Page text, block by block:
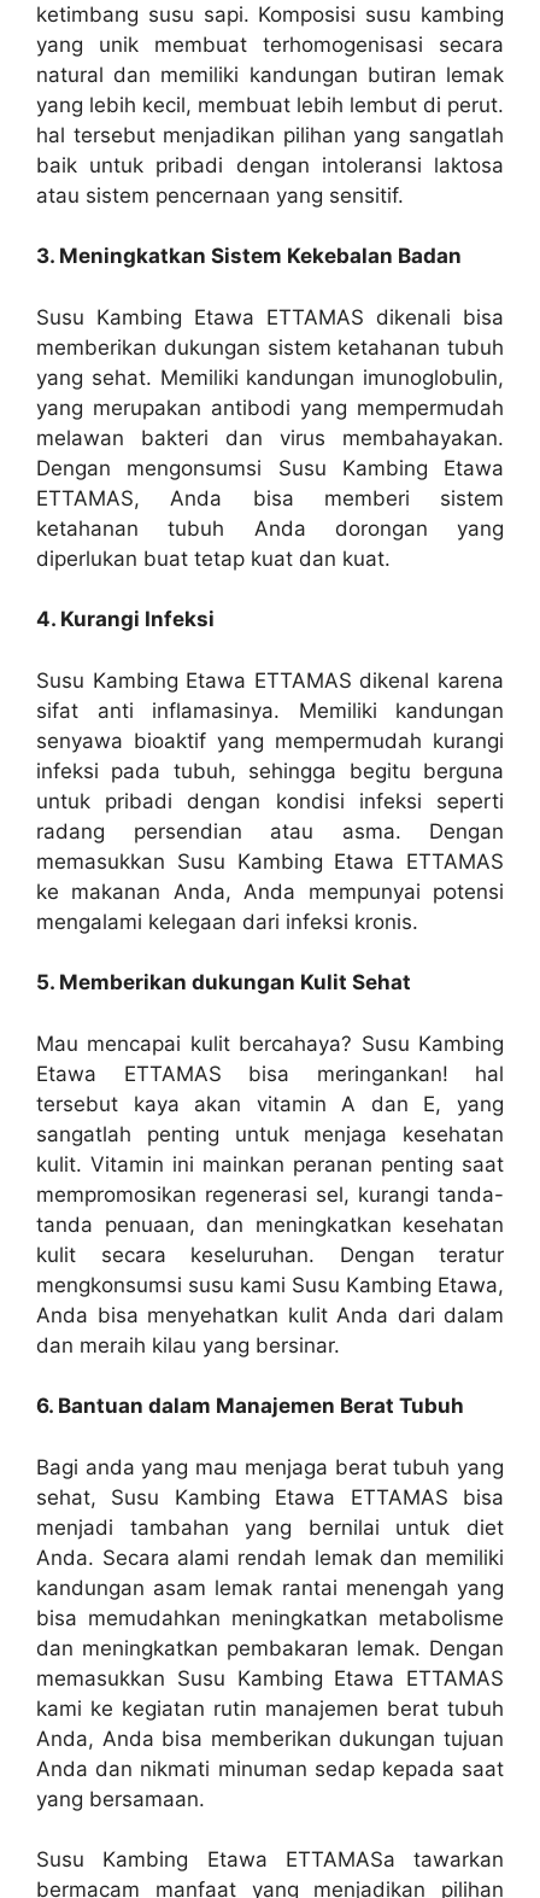
ketimbang susu sapi. Komposisi susu kambing
yang unik membuat terhomogenisasi secara
natural dan memiliki kandungan butiran lemak
yang lebih kecil, membuat lebih lembut di perut.
hal tersebut menjadikan pilihan yang sangatlah
baik untuk pribadi dengan intoleransi laktosa
atau sistem pencernaan yang sensitif.
3. Meningkatkan Sistem Kekebalan Badan
Susu Kambing Etawa ETTAMAS dikenali bisa
memberikan dukungan sistem ketahanan tubuh
yang sehat. Memiliki kandungan imunoglobulin,
yang merupakan antibodi yang mempermudah
melawan bakteri dan virus membahayakan.
Dengan mengonsumsi Susu Kambing Etawa
ETTAMAS, Anda bisa memberi sistem
ketahanan tubuh Anda dorongan yang
diperlukan buat tetap kuat dan kuat.
4. Kurangi Infeksi
Susu Kambing Etawa ETTAMAS dikenal karena
sifat anti inflamasinya. Memiliki kandungan
senyawa bioaktif yang mempermudah kurangi
infeksi pada tubuh, sehingga begitu berguna
untuk pribadi dengan kondisi infeksi seperti
radang persendian atau asma. Dengan
memasukkan Susu Kambing Etawa ETTAMAS
ke makanan Anda, Anda mempunyai potensi
mengalami kelegaan dari infeksi kronis.
5. Memberikan dukungan Kulit Sehat
Mau mencapai kulit bercahaya? Susu Kambing
Etawa ETTAMAS bisa meringankan! hal
tersebut kaya akan vitamin A dan E, yang
sangatlah penting untuk menjaga kesehatan
kulit. Vitamin ini mainkan peranan penting saat
mempromosikan regenerasi sel, kurangi tanda-
tanda penuaan, dan meningkatkan kesehatan
kulit secara keseluruhan. Dengan teratur
mengkonsumsi susu kami Susu Kambing Etawa,
Anda bisa menyehatkan kulit Anda dari dalam
dan meraih kilau yang bersinar.
6. Bantuan dalam Manajemen Berat Tubuh
Bagi anda yang mau menjaga berat tubuh yang
sehat, Susu Kambing Etawa ETTAMAS bisa
menjadi tambahan yang bernilai untuk diet
Anda. Secara alami rendah lemak dan memiliki
kandungan asam lemak rantai menengah yang
bisa memudahkan meningkatkan metabolisme
dan meningkatkan pembakaran lemak. Dengan
memasukkan Susu Kambing Etawa ETTAMAS
kami ke kegiatan rutin manajemen berat tubuh
Anda, Anda bisa memberikan dukungan tujuan
Anda dan nikmati minuman sedap kepada saat
yang bersamaan.
Susu Kambing Etawa ETTAMASa tawarkan
bermacam manfaat yang menjadikan pilihan